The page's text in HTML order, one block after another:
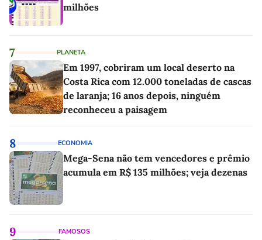
milhões
7 PLANETA
Em 1997, cobriram um local deserto na
Costa Rica com 12.000 toneladas de cascas
de laranja; 16 anos depois, ninguém
reconheceu a paisagem
8 ECONOMIA
Mega-Sena não tem vencedores e prêmio
acumula em R$ 135 milhões; veja dezenas
9 FAMOSOS